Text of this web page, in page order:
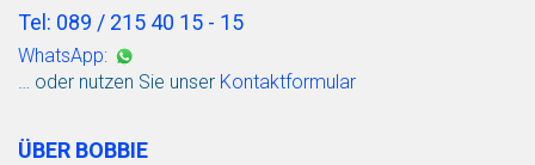
Tel: 089 / 215 40 15 - 15
WhatsApp:
… oder nutzen Sie unser Kontaktformular
ÜBER BOBBIE